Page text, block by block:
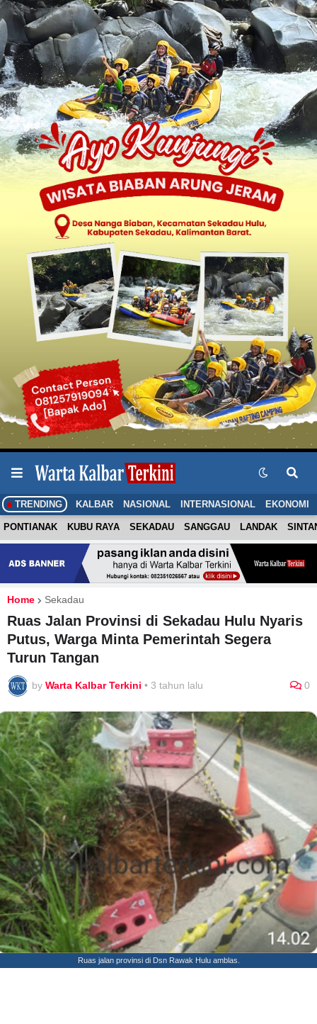
TRENDING KALBAR NASIONAL INTERNASIONAL EKONOMI
PONTIANAK KUBU RAYA SEKADAU SANGGAU LANDAK
Home Sekadau
Ruas Jalan Provinsi di Sekadau Hulu Nyaris
Putus, Warga Minta Pemerintah Segera
Turun Tangan
by Warta Kalbar Terkini • 3 tahun lalu 0
Ruas jalan provinsi di Dsn Rawak Hulu amblas.